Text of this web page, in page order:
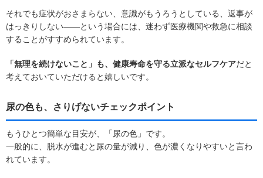
それでも症状がおさまらない、意識がもうろうとしている、返事が
はっきりしない――という場合には、迷わず医療機関や救急に相談
することがすすめられています。
「無理を続けないこと」も、健康寿命を守る立派なセルフケアだと
考えておいていただけると嬉しいです。
尿の色も、さりげないチェックポイント
もうひとつ簡単な目安が、「尿の色」です。
一般的に、脱水が進むと尿の量が減り、色が濃くなりやすいと言わ
れています。